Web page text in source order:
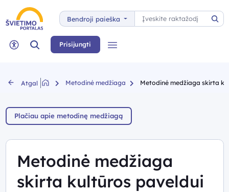
Bendroji paieška
Paieška
Neįgaliųjų rėžimas
Paieška Prisijungti
Atgal Metodinė medžiaga Metodinė medžiaga skirta
Plačiau apie metodinę medžiagą
Metodinė medžiaga
skirta kultūros paveldui